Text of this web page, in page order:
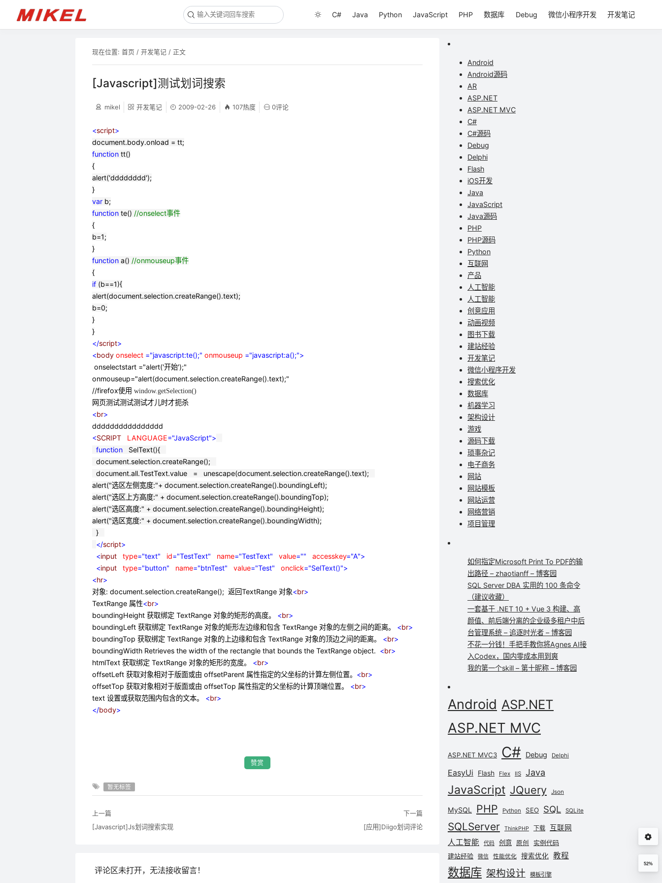
C# Java Python JavaScript PHP 数据库 Debug 微信小程序开发 开发笔记
现在位置: 首页 / 开发笔记 / 正文
[Javascript]测试划词搜索
mikel 开发笔记 2009-02-26 107热度 0评论
<script>
document.body.onload = tt;
functiontt()
{
alert('dddddddd');
}
varb;
functionte() //onselect事件
{
b=1;
}
functiona() //onmouseup事件
{
if(b==1){
alert(document.selection.createRange().text);
b=0;
}
}
</script>
<body onselect ="javascript:te();" onmouseup ="javascript:a();">
onselectstart ="alert('开始');"
onmouseup="alert(document.selection.createRange().text);"
//firefox使用 window.getSelection()
网页测试测试测试才儿时才扼杀
<br>
dddddddddddddddd
<SCRIPT LANGUAGE="JavaScript">
functionSelText(){
document.selection.createRange();
document.all.TestText.value = unescape(document.selection.createRange().text);
alert("选区左侧宽度:"+ document.selection.createRange().boundingLeft);
alert("选区上方高度:" + document.selection.createRange().boundingTop);
alert("选区高度:" + document.selection.createRange().boundingHeight);
alert("选区宽度:" + document.selection.createRange().boundingWidth);
}
</script>
<input type="text" id="TestText" name="TestText" value="" accesskey="A">
<input type="button" name="btnTest" value="Test" onclick="SelText()">
<hr>
对象: document.selection.createRange(); 返回TextRange 对象<br>
TextRange 属性<br>
boundingHeight 获取绑定 TextRange 对象的矩形的高度。 <br>
boundingLeft 获取绑定 TextRange 对象的矩形左边缘和包含 TextRange 对象的左侧之间的距离。 <br>
boundingTop 获取绑定 TextRange 对象的上边缘和包含 TextRange 对象的顶边之间的距离。 <br>
boundingWidth Retrieves the width of the rectangle that bounds the TextRange object. <br>
htmlText 获取绑定 TextRange 对象的矩形的宽度。 <br>
offsetLeft 获取对象相对于版面或由 offsetParent 属性指定的父坐标的计算左侧位置。 <br>
offsetTop 获取对象相对于版面或由 offsetTop 属性指定的父坐标的计算顶端位置。 <br>
text 设置或获取范围内包含的文本。 <br>
</body>
赞赏
暂无标签
上一篇
[Javascript]Js划词搜索实现
下一篇
[应用]Diigo划词评论
评论区未打开，无法接收留言！
Android
Android源码
AR
ASP.NET
ASP.NET MVC
C#
C#源码
Debug
Delphi
Flash
iOS开发
Java
JavaScript
Java源码
PHP
PHP源码
Python
互联网
产品
人工智能
人工智能
创意应用
动画视频
图书下载
建站经验
开发笔记
微信小程序开发
搜索优化
数据库
机器学习
架构设计
游戏
源码下载
琐事杂记
电子商务
网站
网站模板
网站运营
网络营销
项目管理
如何指定Microsoft Print To PDF的输
出路径 – zhaotianff – 博客园
SQL Server DBA 实用的 100 条命令
（建议收藏）
一套基于 .NET 10 + Vue 3 构建、高
颜值、前后端分离的企业级多租户中后
台管理系统 – 追逐时光者 – 博客园
不花一分钱！手把手教你将Agnes AI接
入Codex，国内零成本用到爽
我的第一个skill – 第十昵称 – 博客园
Android ASP.NET
ASP.NET MVC
ASP.NET MVC3 C# Debug Delphi
EasyUi Flash Flex IIS Java
JavaScript JQuery Json
MySQL PHP Python SEO SQL SQLite
SQLServer ThinkPHP 下载 互联网
人工智能 代码 创意 原创
实例代码
建站经验
微信 性能优化 搜索优化 教程
数据库 架构设计 模板引擎
52%